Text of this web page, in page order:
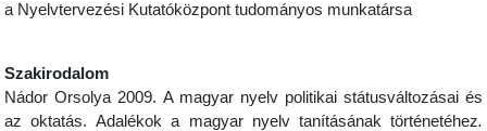
a Nyelvtervezési Kutatóközpont tudományos munkatársa
Szakirodalom
Nádor Orsolya 2009. A magyar nyelv politikai státusváltozásai és
az oktatás. Adalékok a magyar nyelv tanításának történetéhez.